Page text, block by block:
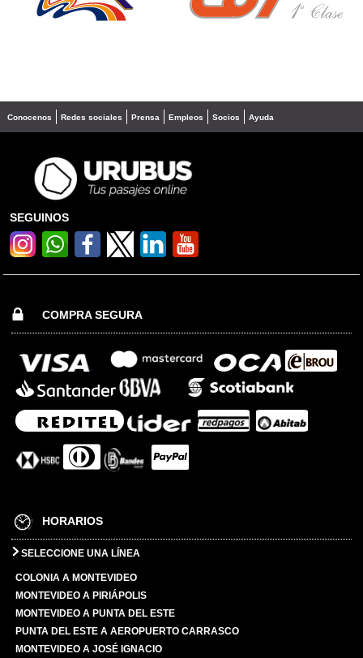
Conocenos Redes sociales Prensa Empleos Socios Ayuda
SEGUINOS
COMPRA SEGURA
HORARIOS
SELECCIONE UNA LÍNEA
COLONIA A MONTEVIDEO
MONTEVIDEO A PIRIÁPOLIS
MONTEVIDEO A PUNTA DEL ESTE
PUNTA DEL ESTE A AEROPUERTO CARRASCO
MONTEVIDEO A JOSÉ IGNACIO